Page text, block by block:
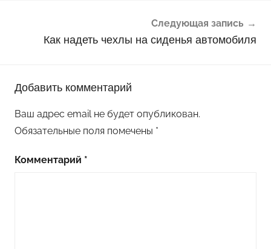
Следующая запись
Как надеть чехлы на сиденья автомобиля
Добавить комментарий
Ваш адрес email не будет опубликован.
Обязательные поля помечены *
Комментарий *